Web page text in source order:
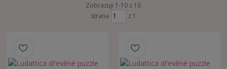
Zobrazuji 1-10 z 10
strana
z 1